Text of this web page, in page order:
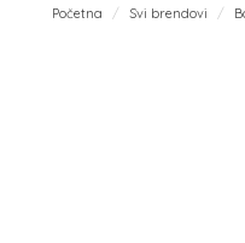
Početna Svi brendovi